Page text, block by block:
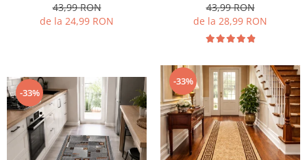
43,99 RON
de la 24,99 RON
43,99 RON
de la 28,99 RON
-33%
-33%